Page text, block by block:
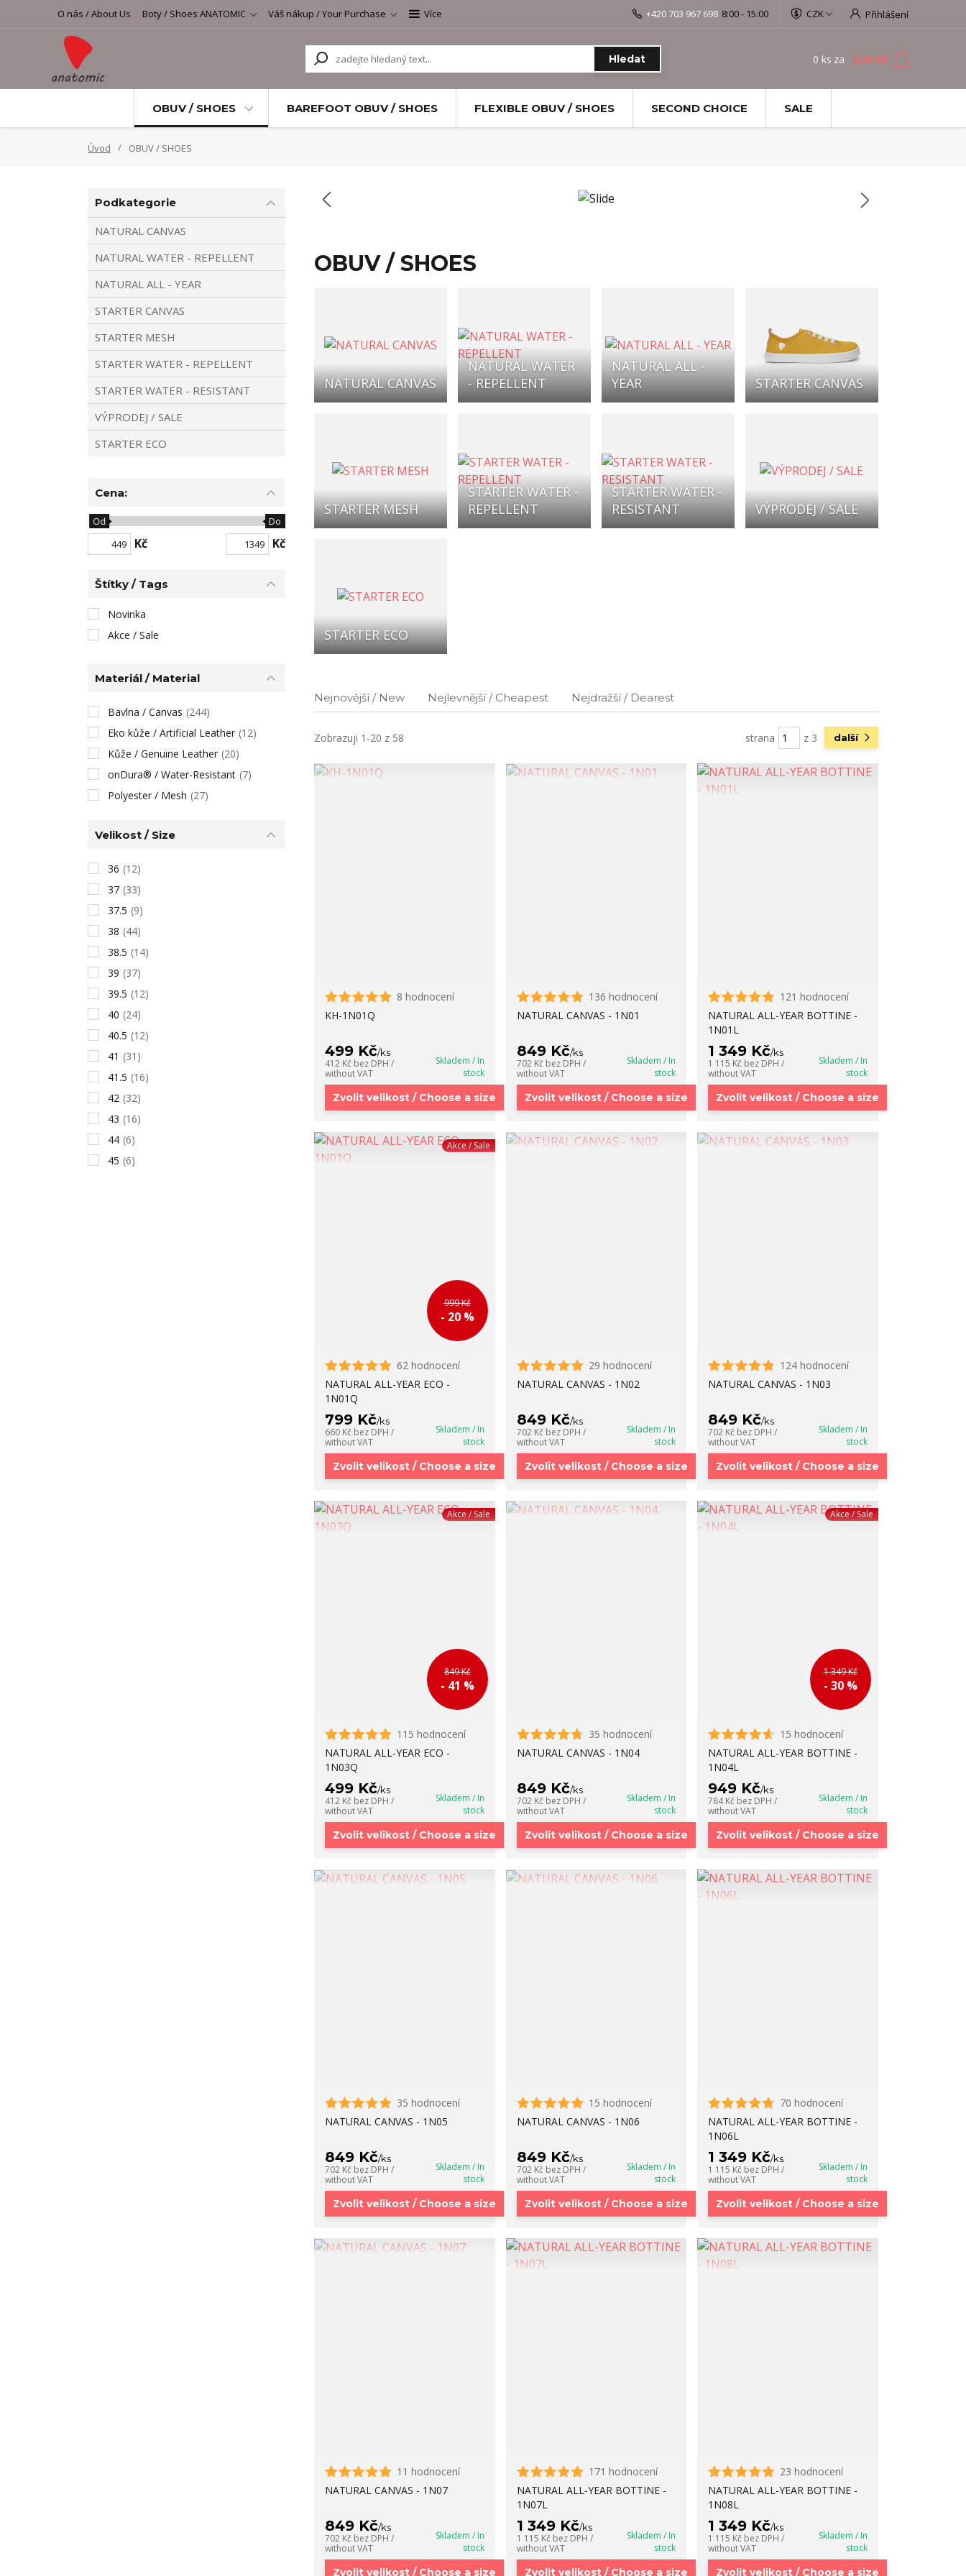
O nás / About Us Boty / Shoes ANATOMIC Váš nákup / Your Purchase Více CZK Přihlášení
Hledat
+420 703 967 698 8:00 - 15:00
0 ks za 0,00 Kč
OBUV / SHOES BAREFOOT OBUV / SHOES FLEXIBLE OBUV / SHOES SECOND CHOICE SALE
Úvod OBUV / SHOES
OBUV / SHOES
NATURAL CANVAS
NATURAL WATER
- REPELLENT
NATURAL ALL -
YEAR
STARTER CANVAS
STARTER MESH
STARTER WATER -
REPELLENT
STARTER WATER -
RESISTANT
VÝPRODEJ / SALE
STARTER ECO
Nejnovější / New Nejlevnější / Cheapest Nejdražší / Dearest
Zobrazuji 1-20 z 58 strana z 3 další
8 hodnocení
KH-1N01Q
499 Kč/ks
412 Kč bez DPH /
without VAT
Skladem / In
stock
Zvolit velikost / Choose a size
136 hodnocení
NATURAL CANVAS - 1N01
849 Kč/ks
702 Kč bez DPH /
without VAT
Skladem / In
stock
Zvolit velikost / Choose a size
121 hodnocení
NATURAL ALL-YEAR BOTTINE -
1N01L
1 349 Kč/ks
1 115 Kč bez DPH /
without VAT
Skladem / In
stock
Zvolit velikost / Choose a size
Akce / Sale
999 Kč
- 20 %
62 hodnocení
NATURAL ALL-YEAR ECO -
1N01Q
799 Kč/ks
660 Kč bez DPH /
without VAT
Skladem / In
stock
Zvolit velikost / Choose a size
29 hodnocení
NATURAL CANVAS - 1N02
849 Kč/ks
702 Kč bez DPH /
without VAT
Skladem / In
stock
Zvolit velikost / Choose a size
124 hodnocení
NATURAL CANVAS - 1N03
849 Kč/ks
702 Kč bez DPH /
without VAT
Skladem / In
stock
Zvolit velikost / Choose a size
Akce / Sale
849 Kč
- 41 %
115 hodnocení
NATURAL ALL-YEAR ECO -
1N03Q
499 Kč/ks
412 Kč bez DPH /
without VAT
Skladem / In
stock
Zvolit velikost / Choose a size
35 hodnocení
NATURAL CANVAS - 1N04
849 Kč/ks
702 Kč bez DPH /
without VAT
Skladem / In
stock
Zvolit velikost / Choose a size
Akce / Sale
1 349 Kč
- 30 %
15 hodnocení
NATURAL ALL-YEAR BOTTINE -
1N04L
949 Kč/ks
784 Kč bez DPH /
without VAT
Skladem / In
stock
Zvolit velikost / Choose a size
35 hodnocení
NATURAL CANVAS - 1N05
849 Kč/ks
702 Kč bez DPH /
without VAT
Skladem / In
stock
Zvolit velikost / Choose a size
15 hodnocení
NATURAL CANVAS - 1N06
849 Kč/ks
702 Kč bez DPH /
without VAT
Skladem / In
stock
Zvolit velikost / Choose a size
70 hodnocení
NATURAL ALL-YEAR BOTTINE -
1N06L
1 349 Kč/ks
1 115 Kč bez DPH /
without VAT
Skladem / In
stock
Zvolit velikost / Choose a size
11 hodnocení
NATURAL CANVAS - 1N07
849 Kč/ks
702 Kč bez DPH /
without VAT
Skladem / In
stock
Zvolit velikost / Choose a size
171 hodnocení
NATURAL ALL-YEAR BOTTINE -
1N07L
1 349 Kč/ks
1 115 Kč bez DPH /
without VAT
Skladem / In
stock
Zvolit velikost / Choose a size
23 hodnocení
NATURAL ALL-YEAR BOTTINE -
1N08L
1 349 Kč/ks
1 115 Kč bez DPH /
without VAT
Skladem / In
stock
Zvolit velikost / Choose a size
Podkategorie
NATURAL CANVAS
NATURAL WATER - REPELLENT
NATURAL ALL - YEAR
STARTER CANVAS
STARTER MESH
STARTER WATER - REPELLENT
STARTER WATER - RESISTANT
VÝPRODEJ / SALE
STARTER ECO
Cena:
Kč
Od Do
Kč
Štítky / Tags
Novinka
Akce / Sale
Materiál / Material
Bavlna / Canvas (244)
Eko kůže / Artificial Leather (12)
Kůže / Genuine Leather (20)
onDura® / Water-Resistant (7)
Polyester / Mesh (27)
Velikost / Size
36 (12)
37 (33)
37.5 (9)
38 (44)
38.5 (14)
39 (37)
39.5 (12)
40 (24)
40.5 (12)
41 (31)
41.5 (16)
42 (32)
43 (16)
44 (6)
45 (6)